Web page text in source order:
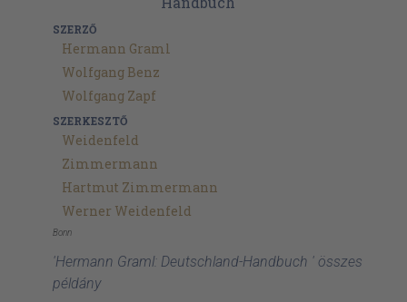
SZERZŐ
Hermann Graml
Wolfgang Benz
Wolfgang Zapf
SZERKESZTŐ
Weidenfeld
Zimmermann
Hartmut Zimmermann
Werner Weidenfeld
Bonn
'Hermann Graml: Deutschland-Handbuch ' összes
példány